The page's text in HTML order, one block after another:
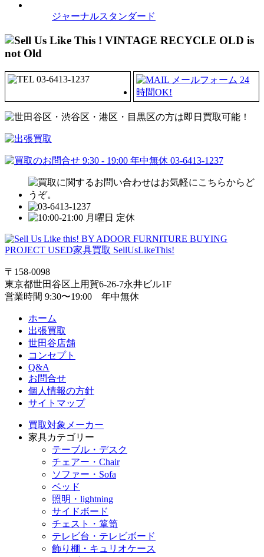
ジャーナルスタンダード
〒158-0098
東京都世田谷区上用賀6-26-7永井ビル1F
営業時間 9:30〜19:00 年中無休
ホーム
出張買取
世田谷店舗
コンセプト
Q&A
お問合せ
個人情報の方針
サイトマップ
買取対象メーカー
家具カテゴリー
テーブル・デスク
チェアー・Chair
ソファー・Sofa
ベッド
照明・lightning
サイドボード
チェスト・箪笥
テレビ台・テレビボード
飾り棚・キュリオケース